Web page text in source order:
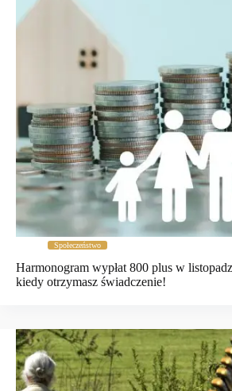
Społeczeństwo
Harmonogram wypłat 800 plus w
kiedy otrzymasz świadczenie!